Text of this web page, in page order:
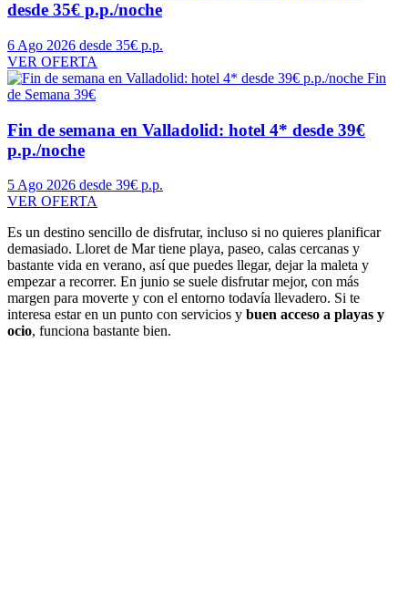
desde 35€ p.p./noche
6 Ago 2026 desde 35€ p.p.
VER OFERTA
Fin
de Semana 39€
Fin de semana en Valladolid: hotel 4* desde 39€
p.p./noche
5 Ago 2026 desde 39€ p.p.
VER OFERTA
Es un destino sencillo de disfrutar, incluso si no quieres planificar
demasiado. Lloret de Mar tiene playa, paseo, calas cercanas y
bastante vida en verano, así que puedes llegar, dejar la maleta y
empezar a recorrer. En junio se suele disfrutar mejor, con más
margen para moverte y con el entorno todavía llevadero. Si te
interesa estar en un punto con servicios y buen acceso a playas y
ocio, funciona bastante bien.